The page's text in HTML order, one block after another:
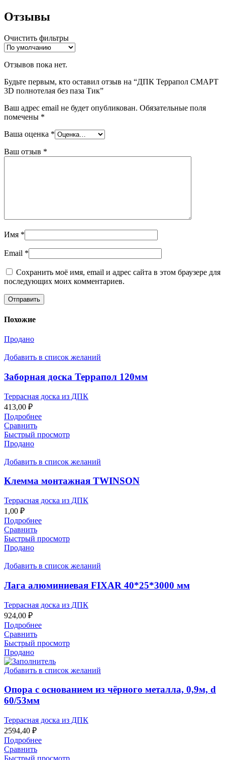
Отзывы
Очистить фильтры
Отзывов пока нет.
Будьте первым, кто оставил отзыв на “ДПК Террапол СМАРТ
3D полнотелая без паза Тик”
Ваш адрес email не будет опубликован. Обязательные поля
помечены *
Ваша оценка *
Ваш отзыв *
Имя *
Email *
Сохранить моё имя, email и адрес сайта в этом браузере для
последующих моих комментариев.
Похожие
Продано
Добавить в список желаний
Заборная доска Террапол 120мм
Террасная доска из ДПК
413,00 ₽
Подробнее
Сравнить
Быстрый просмотр
Продано
Добавить в список желаний
Клемма монтажная TWINSON
Террасная доска из ДПК
1,00 ₽
Подробнее
Сравнить
Быстрый просмотр
Продано
Добавить в список желаний
Лага алюминиевая FIXAR 40*25*3000 мм
Террасная доска из ДПК
924,00 ₽
Подробнее
Сравнить
Быстрый просмотр
Продано
Добавить в список желаний
Опора с основанием из чёрного металла, 0,9м, d
60/53мм
Террасная доска из ДПК
2594,40 ₽
Подробнее
Сравнить
Быстрый просмотр